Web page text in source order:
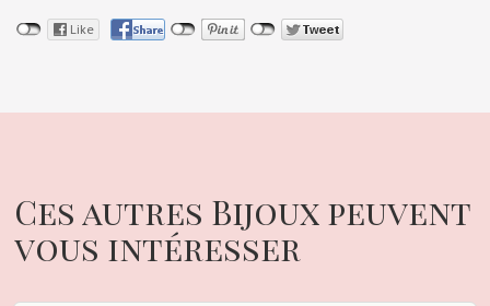
Ces autres Bijoux peuvent
vous intéresser